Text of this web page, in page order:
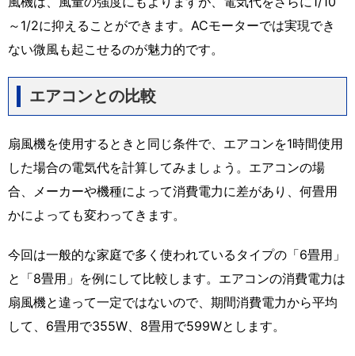
～1/2に抑えることができます。ACモーターでは実現でき
ない微風も起こせるのが魅力的です。
エアコンとの比較
扇風機を使用するときと同じ条件で、エアコンを1時間使用
した場合の電気代を計算してみましょう。エアコンの場
合、メーカーや機種によって消費電力に差があり、何畳用
かによっても変わってきます。
今回は一般的な家庭で多く使われているタイプの「6畳用」
と「8畳用」を例にして比較します。エアコンの消費電力は
扇風機と違って一定ではないので、期間消費電力から平均
して、6畳用で355W、8畳用で599Wとします。